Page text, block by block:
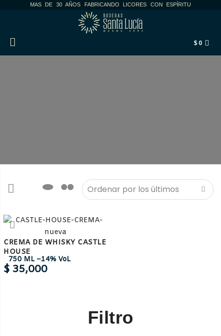
MAS DE 30 AÑOS FABRICANDO LICORES CON ESPÍRITU
$ 0
750 ML –14% VoL
CREMA DE WHISKY CASTLE
HOUSE
$ 35,000
Filtro